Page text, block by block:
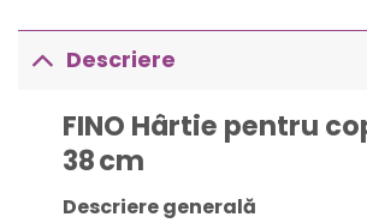
Descriere
FINO Hârtie pentru
38 cm
Descriere generală